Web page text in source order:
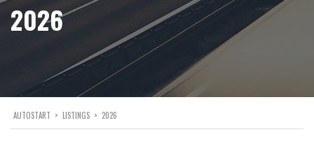
2026
AUTOSTART > LISTINGS > 2026